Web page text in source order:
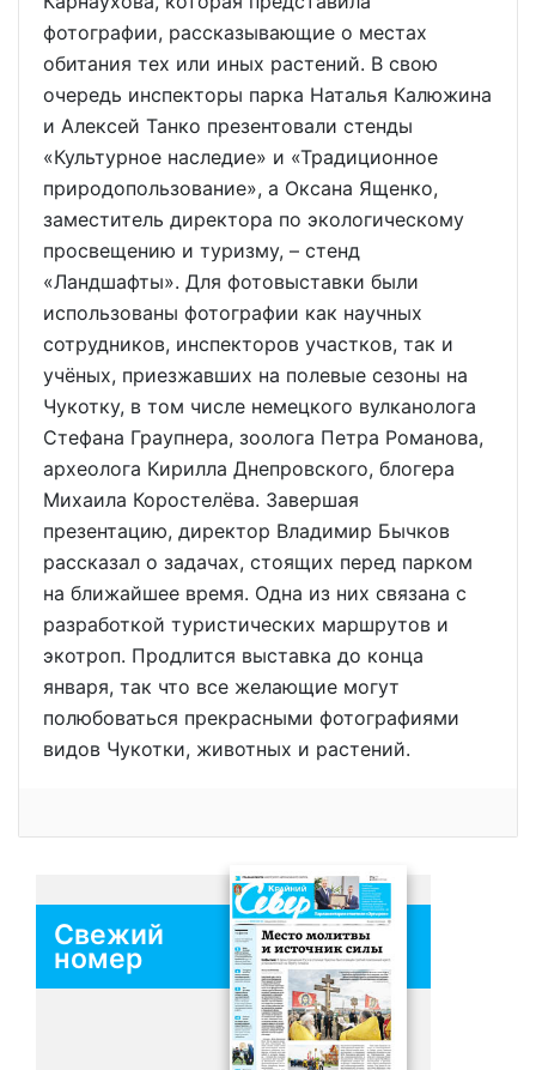
фотографии, рассказывающие о местах
обитания тех или иных растений. В свою
очередь инспекторы парка Наталья Калюжина
и Алексей Танко презентовали стенды
«Культурное наследие» и «Традиционное
природопользование», а Оксана Ященко,
заместитель директора по экологическому
просвещению и туризму, – стенд
«Ландшафты». Для фотовыставки были
использованы фотографии как научных
сотрудников, инспекторов участков, так и
учёных, приезжавших на полевые сезоны на
Чукотку, в том числе немецкого вулканолога
Стефана Граупнера, зоолога Петра Романова,
археолога Кирилла Днепровского, блогера
Михаила Коростелёва. Завершая
презентацию, директор Владимир Бычков
рассказал о задачах, стоящих перед парком
на ближайшее время. Одна из них связана с
разработкой туристических маршрутов и
экотроп. Продлится выставка до конца
января, так что все желающие могут
полюбоваться прекрасными фотографиями
видов Чукотки, животных и растений.
Свежий
номер